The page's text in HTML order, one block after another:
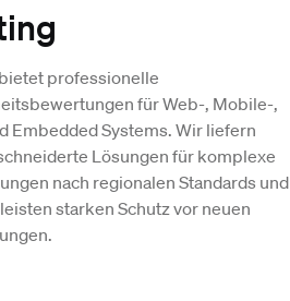
professionelle
für Web-, Mobile-,
Embedded Systems. Wir liefern
Lösungen für komplexe
nach regionalen Standards und
starken Schutz vor neuen